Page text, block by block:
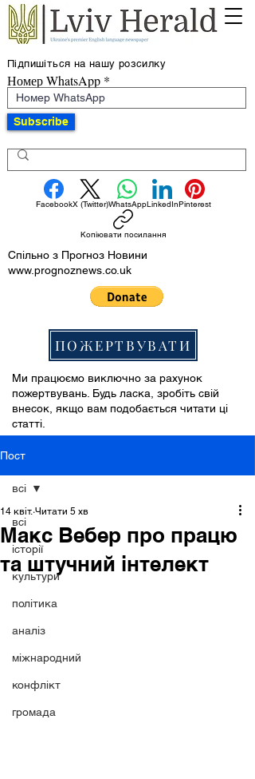
Підпишіться на нашу розсилку
Номер WhatsApp
Subscribe
FacebookX (Twitter)WhatsAppLinkedInPinterest
Копіювати посилання
Спільно з Прогноз Новини
www.prognoznews.co.uk
ПОЖЕРТВУВАТИ
Ми працюємо виключно за рахунок
пожертвувань. Будь ласка, зробіть свій
внесок, якщо вам подобається читати ці
статті.
Пост
всі
історії
культури
політика
аналіз
міжнародний
конфлікт
громада
всі
Макс Вебер про працю
та штучний інтелект
14 квіт. Читати 5 хв